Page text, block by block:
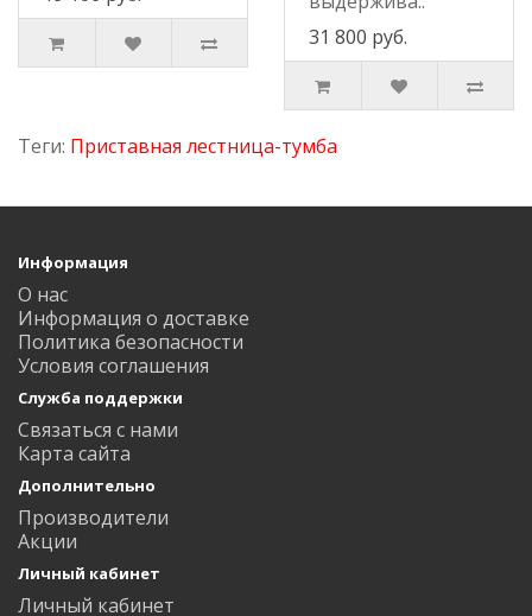
31 800 руб.
Теги: Приставная лестница-тумба
Информация
О нас
Информация о доставке
Политика безопасности
Условия соглашения
Служба поддержки
Связаться с нами
Карта сайта
Дополнительно
Производители
Акции
Личный кабинет
Личный кабинет